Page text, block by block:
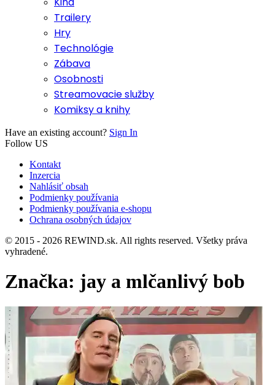
Trailery
Hry
Technológie
Zábava
Osobnosti
Streamovacie služby
Komiksy a knihy
Have an existing account? Sign In
Follow US
Kontakt
Inzercia
Nahlásiť obsah
Podmienky používania
Podmienky používania e-shopu
Ochrana osobných údajov
© 2015 - 2026 REWIND.sk. All rights reserved. Všetky práva
vyhradené.
Značka: jay a mlčanlivý bob